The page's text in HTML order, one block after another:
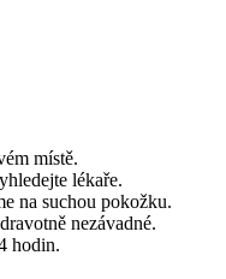
místě.
lékaře.
na suchou pokožku.
nezávadné.
hodin.